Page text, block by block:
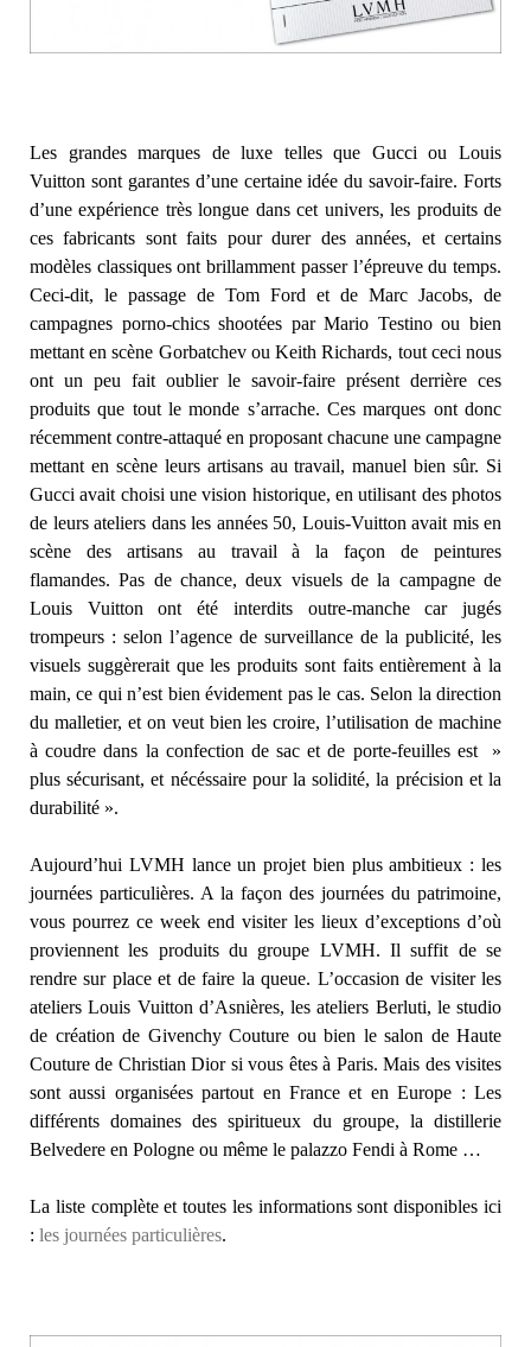
Les grandes marques de luxe telles que Gucci ou Louis
Vuitton sont garantes d’une certaine idée du savoir-faire. Forts
d’une expérience très longue dans cet univers, les produits de
ces fabricants sont faits pour durer des années, et certains
modèles classiques ont brillamment passer l’épreuve du temps.
Ceci-dit, le passage de Tom Ford et de Marc Jacobs, de
campagnes porno-chics shootées par Mario Testino ou bien
mettant en scène Gorbatchev ou Keith Richards, tout ceci nous
ont un peu fait oublier le savoir-faire présent derrière ces
produits que tout le monde s’arrache. Ces marques ont donc
récemment contre-attaqué en proposant chacune une campagne
mettant en scène leurs artisans au travail, manuel bien sûr. Si
Gucci avait choisi une vision historique, en utilisant des photos
de leurs ateliers dans les années 50, Louis-Vuitton avait mis en
scène des artisans au travail à la façon de peintures
flamandes. Pas de chance, deux visuels de la campagne de
Louis Vuitton ont été interdits outre-manche car jugés
trompeurs : selon l’agence de surveillance de la publicité, les
visuels suggèrerait que les produits sont faits entièrement à la
main, ce qui n’est bien évidement pas le cas. Selon la direction
du malletier, et on veut bien les croire, l’utilisation de machine
à coudre dans la confection de sac et de porte-feuilles est »
plus sécurisant, et nécéssaire pour la solidité, la précision et la
durabilité ».
Aujourd’hui LVMH lance un projet bien plus ambitieux : les
journées particulières. A la façon des journées du patrimoine,
vous pourrez ce week end visiter les lieux d’exceptions d’où
proviennent les produits du groupe LVMH. Il suffit de se
rendre sur place et de faire la queue. L’occasion de visiter les
ateliers Louis Vuitton d’Asnières, les ateliers Berluti, le studio
de création de Givenchy Couture ou bien le salon de Haute
Couture de Christian Dior si vous êtes à Paris. Mais des visites
sont aussi organisées partout en France et en Europe : Les
différents domaines des spiritueux du groupe, la distillerie
Belvedere en Pologne ou même le palazzo Fendi à Rome …
La liste complète et toutes les informations sont disponibles ici
: les journées particulières.